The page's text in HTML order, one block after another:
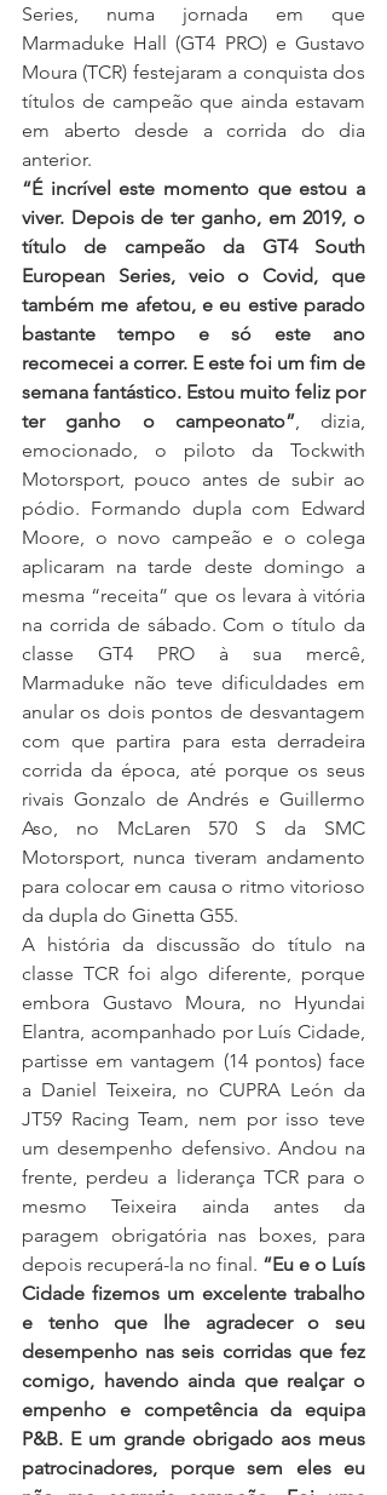
Series, numa jornada em que
Marmaduke Hall (GT4 PRO) e Gustavo
Moura (TCR) festejaram a conquista dos
títulos de campeão que ainda estavam
em aberto desde a corrida do dia
anterior.
“É incrível este momento que estou a
viver. Depois de ter ganho, em 2019, o
título de campeão da GT4 South
European Series, veio o Covid, que
também me afetou, e eu estive parado
bastante tempo e só este ano
recomecei a correr. E este foi um fim de
semana fantástico. Estou muito feliz por
ter ganho o campeonato”, dizia,
emocionado, o piloto da Tockwith
Motorsport, pouco antes de subir ao
pódio. Formando dupla com Edward
Moore, o novo campeão e o colega
aplicaram na tarde deste domingo a
mesma “receita” que os levara à vitória
na corrida de sábado. Com o título da
classe GT4 PRO à sua mercê,
Marmaduke não teve dificuldades em
anular os dois pontos de desvantagem
com que partira para esta derradeira
corrida da época, até porque os seus
rivais Gonzalo de Andrés e Guillermo
Aso, no McLaren 570 S da SMC
Motorsport, nunca tiveram andamento
para colocar em causa o ritmo vitorioso
da dupla do Ginetta G55.
A história da discussão do título na
classe TCR foi algo diferente, porque
embora Gustavo Moura, no Hyundai
Elantra, acompanhado por Luís Cidade,
partisse em vantagem (14 pontos) face
a Daniel Teixeira, no CUPRA León da
JT59 Racing Team, nem por isso teve
um desempenho defensivo. Andou na
frente, perdeu a liderança TCR para o
mesmo Teixeira ainda antes da
paragem obrigatória nas boxes, para
depois recuperá-la no final. “Eu e o Luís
Cidade fizemos um excelente trabalho
e tenho que lhe agradecer o seu
desempenho nas seis corridas que fez
comigo, havendo ainda que realçar o
empenho e competência da equipa
P&B. E um grande obrigado aos meus
patrocinadores, porque sem eles eu